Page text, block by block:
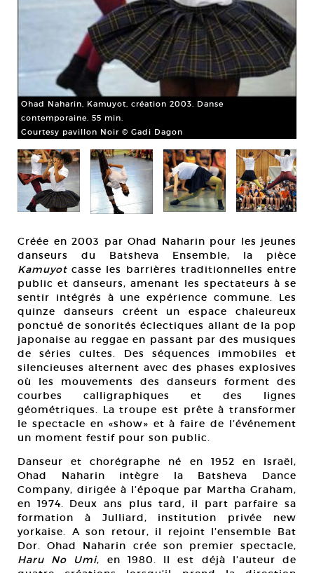
Ohad Naharin, Kamuyot, création 2003. Danse
contemporaine. 55 min.
Courtesy pavillon Noir © Gadi Dagon
Créée en 2003 par Ohad Naharin pour les jeunes
danseurs du Batsheva Ensemble, la pièce
Kamuyot casse les barrières traditionnelles entre
public et danseurs, amenant les spectateurs à se
sentir intégrés à une expérience commune. Les
quinze danseurs créent un espace chaleureux
ponctué de sonorités éclectiques allant de la pop
japonaise au reggae en passant par des musiques
de séries cultes. Des séquences immobiles et
silencieuses alternent avec des phases explosives
où les mouvements des danseurs forment des
courbes calligraphiques et des lignes
géométriques. La troupe est prête à transformer
le spectacle en «show» et à faire de l’événement
un moment festif pour son public.
Danseur et chorégraphe né en 1952 en Israël,
Ohad Naharin intègre la Batsheva Dance
Company, dirigée à l’époque par Martha Graham,
en 1974. Deux ans plus tard, il part parfaire sa
formation à Julliard, institution privée new
yorkaise. A son retour, il rejoint l’ensemble Bat
Dor. Ohad Naharin crée son premier spectacle,
Haru No Umi, en 1980. Il est déjà l’auteur de